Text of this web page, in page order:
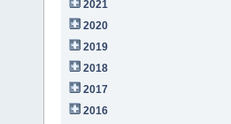
2021
2020
2019
2018
2017
2016